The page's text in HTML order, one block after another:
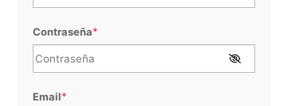
Contraseña*
Email*